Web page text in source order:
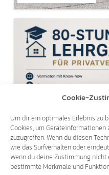
Cookie-
Um dir ein optimales Erlebnis zu
Cookies, um
zuzugreifen. Wenn du diesen
wie das Surfverhalten oder
Wenn du deine Zustimmung
bestimmte Merkmale und
SCHRIFTLICHE ANFRAGE
80-STUNDEN-
PRIVATVERMIETER